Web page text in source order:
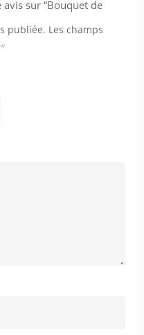
sur “Bouquet de
publiée. Les champs
*